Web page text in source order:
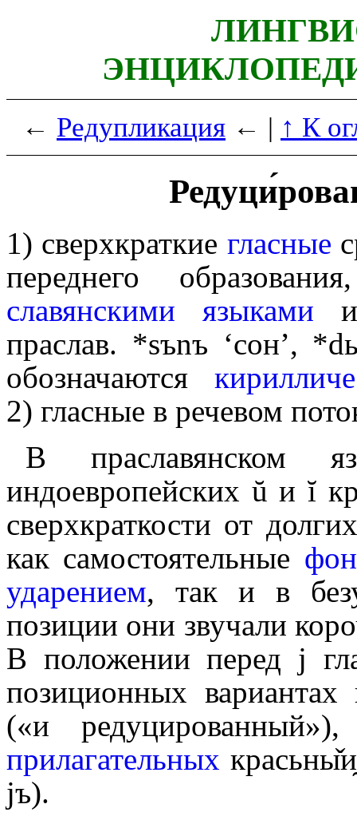
← Редупликация ← | ↑ К
1) сверхкраткие гласные
переднего
славянскими языками
праслав. *sъnъ ‘сон’,
обозначаются
2) гласные в речевом
В праславянском
индоевропейских ŭ и ĭ
сверхкраткости от
как самостоятельные
ударением, так и в
позиции они звучали
В положении перед j
позиционных
(«и
прилагательных
jъ).